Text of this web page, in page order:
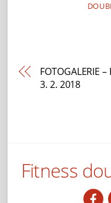
FOTOGALERIE
3. 2. 2018
Back
Fitness